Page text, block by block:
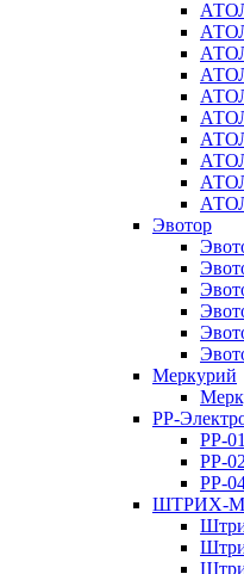
Эвотор
Меркурий
РР-
РР-
РР-
РР-
ШТРИХ-М